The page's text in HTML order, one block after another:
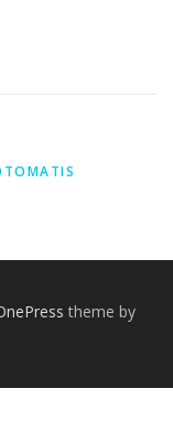
theme by